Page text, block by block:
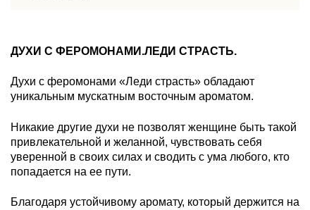
ДУХИ С ФЕРОМОНАМИ.ЛЕДИ СТРАСТЬ.
Духи с феромонами «Леди страсть» обладают
уникальным мускатным восточным ароматом.
Никакие другие духи не позволят женщине быть такой
привлекательной и желанной, чувствовать себя
уверенной в своих силах и сводить с ума любого, кто
попадается на ее пути.
Благодаря устойчивому аромату, который держится на